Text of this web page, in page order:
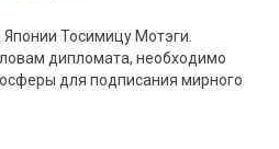
Тосимицу Мотэги.
дипломата, необходимо
для подписания мирного